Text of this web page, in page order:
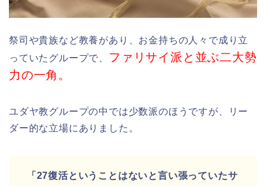
祭司や貴族など教養があり、 お金持ちの人々で成り立
っていたグループで、
ファリサイ派と並ぶ二大勢
力の一角。
ユダヤ教グループの中では少数派のほうですが、
リー
ダー的な立場にありました。
「 27復活ということはないと言い張っていたサ